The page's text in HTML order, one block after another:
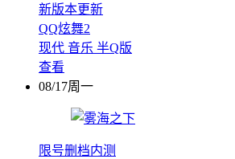
新版本更新
QQ炫舞2
现代 音乐 半Q版
查看
08/17周一
限号删档内测